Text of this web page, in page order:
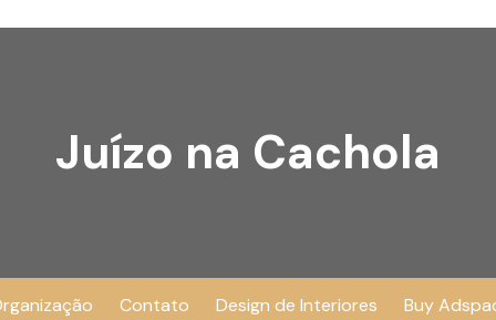
Juízo na Cachola
Contato Design de Interiores Buy